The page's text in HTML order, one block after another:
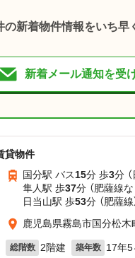
の新着物件情報をいち早
新着メール通知を受
貸物件
国分駅 バス15分 歩3分 （
隼人駅 歩37分 （肥薩線
日当山駅 歩53分 （肥薩線
鹿児島県霧島市国分松木
総階数 2階建 築年数 17年5